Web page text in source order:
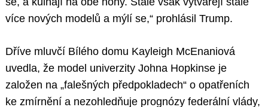
více nových modelů a mýlí se,“ prohlásil Trump.
Dříve mluvčí Bílého domu Kayleigh McEnaniová
uvedla, že model univerzity Johna Hopkinse je
založen na „falešných předpokladech“ o opatřeních
ke zmírnění a nezohledňuje prognózy federální vlády,